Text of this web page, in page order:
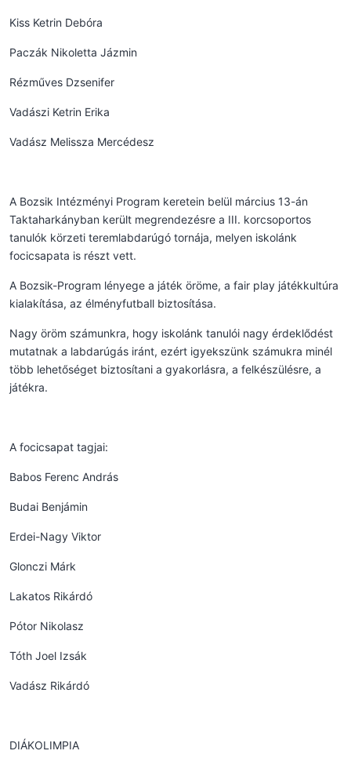
Kiss Ketrin Debóra
Paczák Nikoletta Jázmin
Rézműves Dzsenifer
Vadászi Ketrin Erika
Vadász Melissza Mercédesz
A Bozsik Intézményi Program keretein belül március 13-án
Taktaharkányban került megrendezésre a III. korcsoportos
tanulók körzeti teremlabdarúgó tornája, melyen iskolánk
focicsapata is részt vett.
A Bozsik-Program lényege a játék öröme, a fair play játékkultúra
kialakítása, az élményfutball biztosítása.
Nagy öröm számunkra, hogy iskolánk tanulói nagy érdeklődést
mutatnak a labdarúgás iránt, ezért igyekszünk számukra minél
több lehetőséget biztosítani a gyakorlásra, a felkészülésre, a
játékra.
A focicsapat tagjai:
Babos Ferenc András
Budai Benjámin
Erdei-Nagy Viktor
Glonczi Márk
Lakatos Rikárdó
Pótor Nikolasz
Tóth Joel Izsák
Vadász Rikárdó
DIÁKOLIMPIA